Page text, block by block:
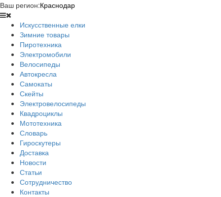
Ваш регион:Краснодар
Искусственные елки
Зимние товары
Пиротехника
Электромобили
Велосипеды
Автокресла
Самокаты
Скейты
Электровелосипеды
Квадроциклы
Мототехника
Словарь
Гироскутеры
Доставка
Новости
Статьи
Сотрудничество
Контакты